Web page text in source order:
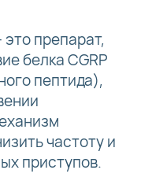
препарат,
белка CGRP
пептида),
частоту и
приступов.